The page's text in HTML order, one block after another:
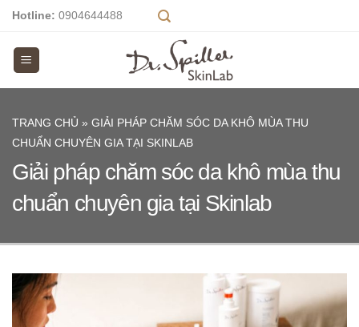
Skip
content
Hotline: 0904644488
TRANG CHỦ » GIẢI PHÁP CHĂM SÓC DA KHÔ MÙA THU
CHUẨN CHUYÊN GIA TẠI SKINLAB
Giải pháp chăm sóc da khô mùa thu
chuẩn chuyên gia tại Skinlab